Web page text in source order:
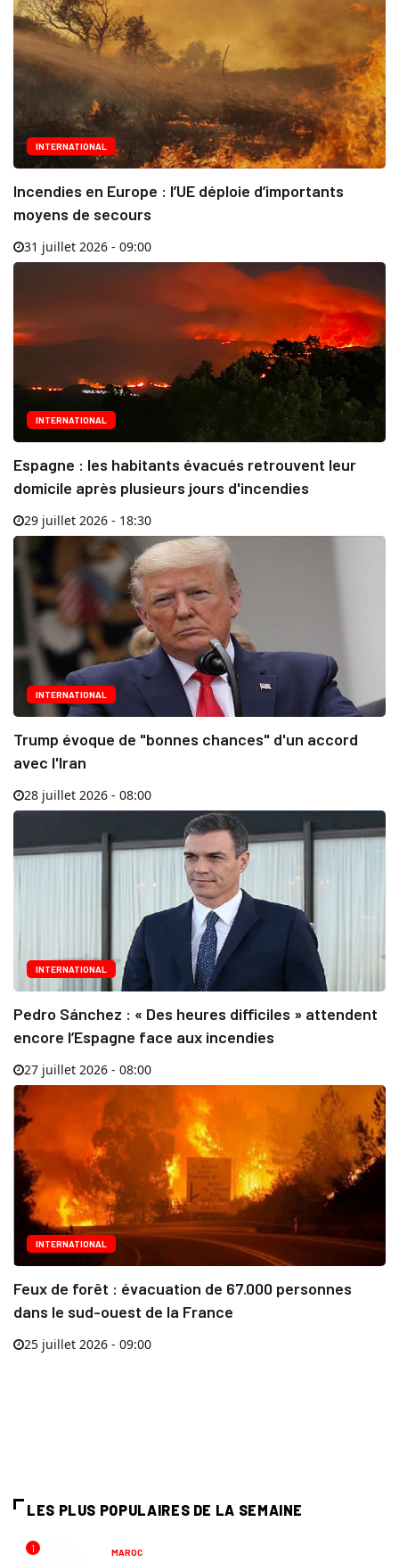
INTERNATIONAL
Incendies en Europe : l’UE déploie d’importants
moyens de secours
31 juillet 2026 - 09:00
INTERNATIONAL
Espagne : les habitants évacués retrouvent leur
domicile après plusieurs jours d'incendies
29 juillet 2026 - 18:30
INTERNATIONAL
Trump évoque de "bonnes chances" d'un accord
avec l'Iran
28 juillet 2026 - 08:00
INTERNATIONAL
Pedro Sánchez : « Des heures difficiles » attendent
encore l’Espagne face aux incendies
27 juillet 2026 - 08:00
INTERNATIONAL
Feux de forêt : évacuation de 67.000 personnes
dans le sud-ouest de la France
25 juillet 2026 - 09:00
LES PLUS POPULAIRES DE LA SEMAINE
1 MAROC